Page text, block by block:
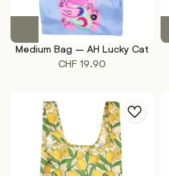
Medium Bag – AH Lucky Cat
CHF 19.90